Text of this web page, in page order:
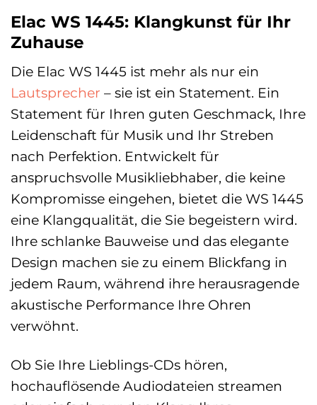
Elac WS 1445: Klangkunst für Ihr
Zuhause
Die Elac WS 1445 ist mehr als nur ein
Lautsprecher – sie ist ein Statement. Ein
Statement für Ihren guten Geschmack, Ihre
Leidenschaft für Musik und Ihr Streben
nach Perfektion. Entwickelt für
anspruchsvolle Musikliebhaber, die keine
Kompromisse eingehen, bietet die WS 1445
eine Klangqualität, die Sie begeistern wird.
Ihre schlanke Bauweise und das elegante
Design machen sie zu einem Blickfang in
jedem Raum, während ihre herausragende
akustische Performance Ihre Ohren
verwöhnt.
Ob Sie Ihre Lieblings-CDs hören,
hochauflösende Audiodateien streamen